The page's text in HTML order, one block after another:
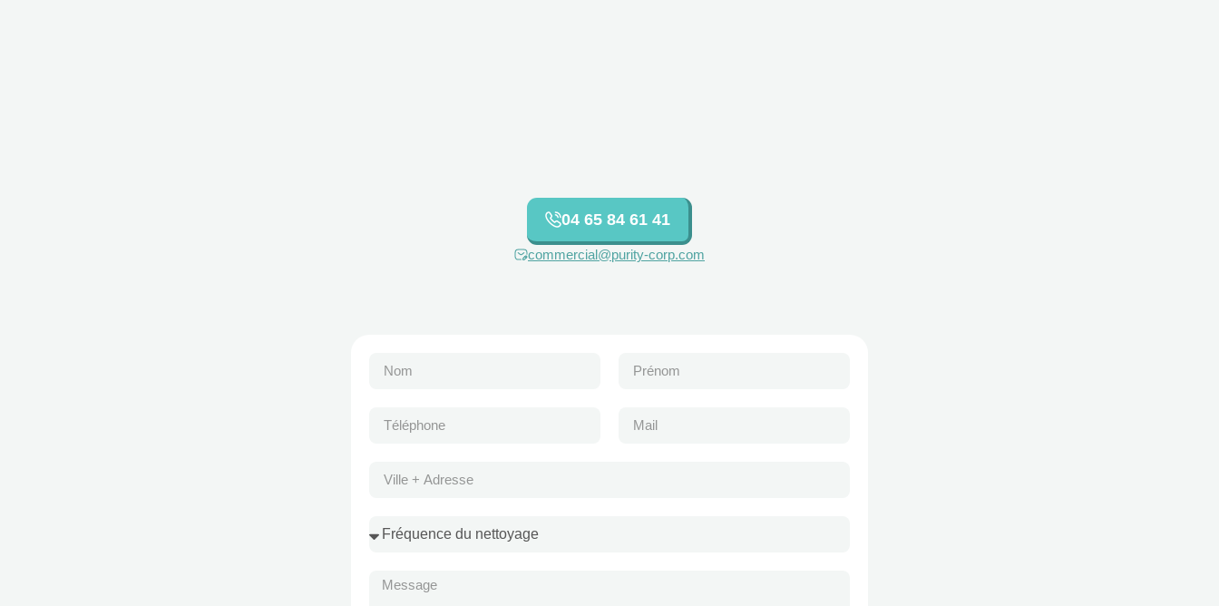
04 65 84 61 41
commercial@purity-corp.com